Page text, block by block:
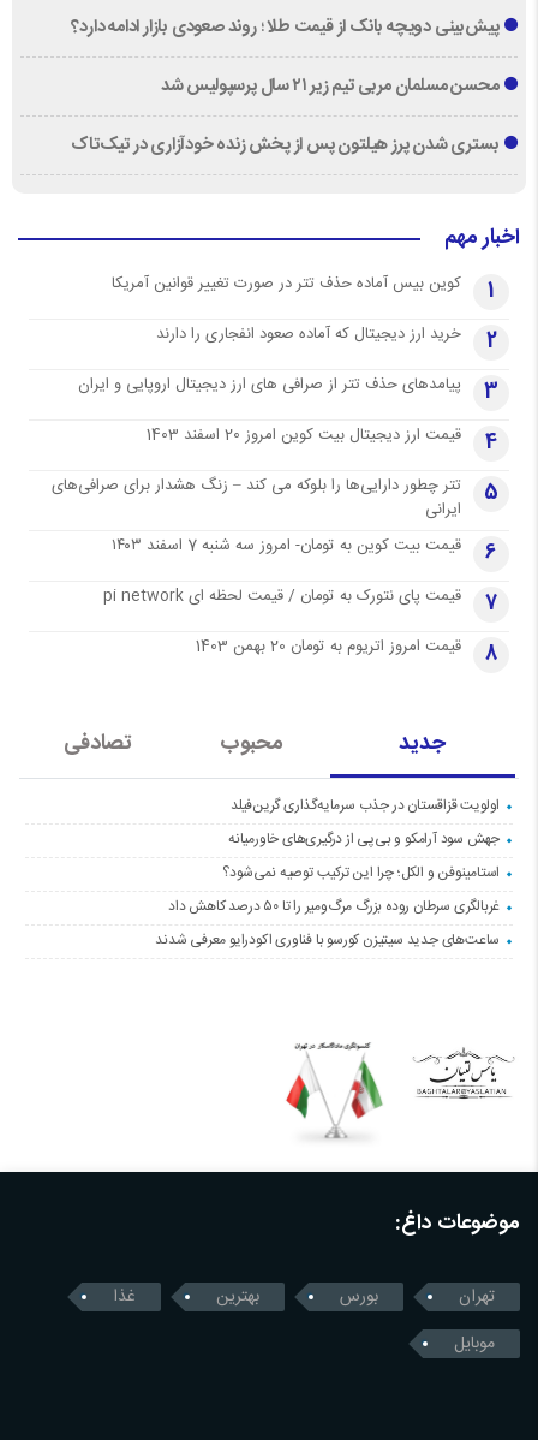
پیش‌بینی دویچه‌ بانک از قیمت طلا ؛ روند صعودی بازار ادامه دارد؟
محسن مسلمان مربی تیم زیر ۲۱ سال پرسپولیس شد
بستری شدن پرز هیلتون پس از پخش زنده خودآزاری در تیک‌تاک
اخبار مهم
1 کوین بیس آماده حذف تتر در صورت تغییر قوانین آمریکا
2 خرید ارز دیجیتال که آماده صعود انفجاری را دارند
3 پیامدهای حذف تتر از صرافی های ارز دیجیتال اروپایی و ایران
4 قیمت ارز دیجیتال بیت کوین امروز 20 اسفند 1403
5
تتر چطور دارایی‌ها را بلوکه می کند – زنگ هشدار برای صرافی‌های
ایرانی
6 قیمت بیت کوین به تومان- امروز سه شنبه 7 اسفند ۱۴۰۳
7 قیمت پای نتورک به تومان / قیمت لحظه ای pi network
8 قیمت امروز اتریوم به تومان 20 بهمن 1403
جدید محبوب تصادفی
اولویت قزاقستان در جذب سرمایه‌گذاری گرین‌فیلد
جهش سود آرامکو و بی‌پی از درگیری‌های خاورمیانه
استامینوفن و الکل؛ چرا این ترکیب توصیه نمی‌شود؟
غربالگری سرطان روده بزرگ مرگ‌ومیر را تا ۵۰ درصد کاهش داد
ساعت‌های جدید سیتیزن کورسو با فناوری اکودرایو معرفی شدند
موضوعات داغ:
تهران بورس بهترین
غذا
موبایل